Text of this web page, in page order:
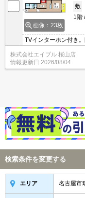
画像：23枚
敷
1階
TVインターホン付き
システムキッチン。
ーパーへ600m。
株式会社エイブル 桜山店
情報更新日 2026/08/04
検索条件を変更する
エリア 名古屋市